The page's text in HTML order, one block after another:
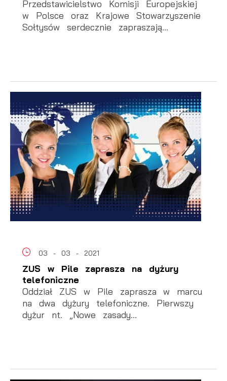
Przedstawicielstwo Komisji Europejskiej
w Polsce oraz Krajowe Stowarzyszenie
Sołtysów serdecznie zapraszają...
03 - 03 - 2021
ZUS w Pile zaprasza na dyżury
telefoniczne
Oddział ZUS w Pile zaprasza w marcu
na dwa dyżury telefoniczne. Pierwszy
dyżur nt. „Nowe zasady...
mediów społecznościowych.